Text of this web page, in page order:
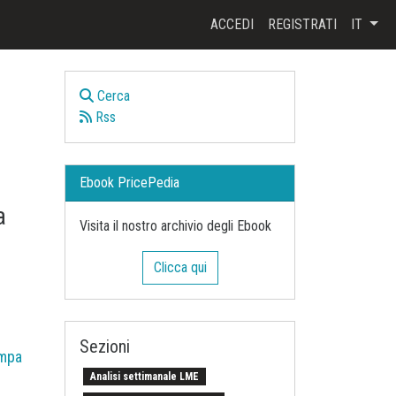
ACCEDI REGISTRATI IT
Cerca
Rss
Ebook PricePedia
Visita il nostro archivio degli Ebook
Clicca qui
Sezioni
Analisi settimanale LME